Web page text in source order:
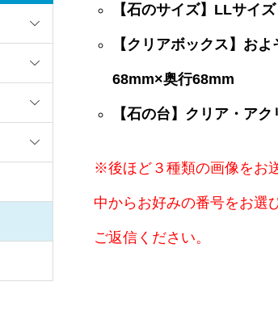
【石のサイズ】LLサイズ
【クリアボックス】お
68mm×奥行68mm
【石の台】クリア・ア
※後ほど３種類の画像をお
中からお好みの番号をお選
ご返信ください。